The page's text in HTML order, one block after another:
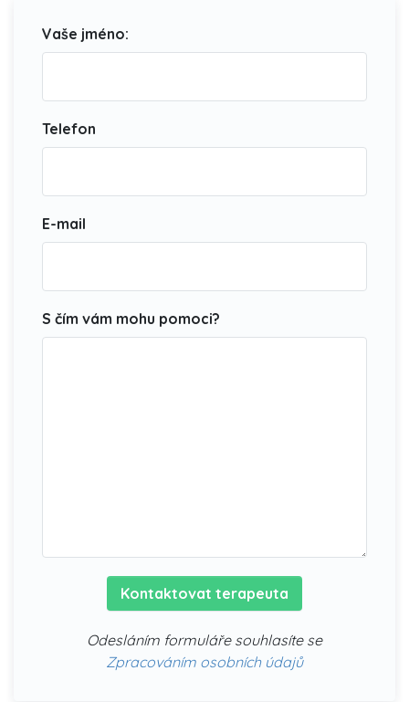
Vaše jméno:
Telefon
E-mail
S čím vám mohu pomoci?
Kontaktovat terapeuta
Odesláním formuláře souhlasíte se
Zpracováním osobních údajů